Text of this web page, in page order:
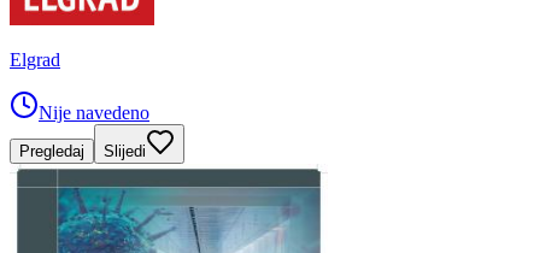
Elgrad
Nije navedeno
Pregledaj Slijedi